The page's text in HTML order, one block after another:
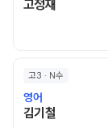
고정재고정재 선
고3 · N수
영어
김기철 김기철